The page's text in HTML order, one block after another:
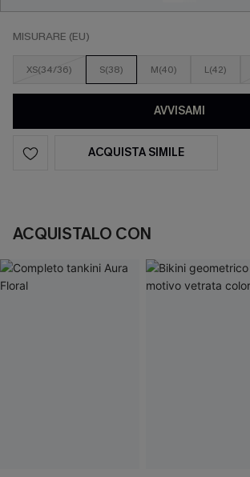
MISURARE (EU)
XS(34/36) S(38) M(40) L(42)
AVVISAMI
ACQUISTA SIMILE
ACQUISTALO CON